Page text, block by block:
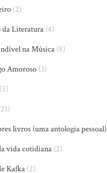
(2)
da Literatura (4)
na Música (8)
Amoroso (3)
(5)
livros (uma antologia pessoal)
vida cotidiana (2)
Kafka (2)